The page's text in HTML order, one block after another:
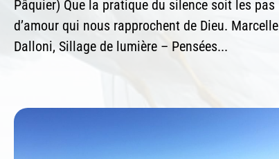
Pâquier) Que la pratique du silence soit les pas
d’amour qui nous rapprochent de Dieu. Marcelle
Dalloni, Sillage de lumière – Pensées...